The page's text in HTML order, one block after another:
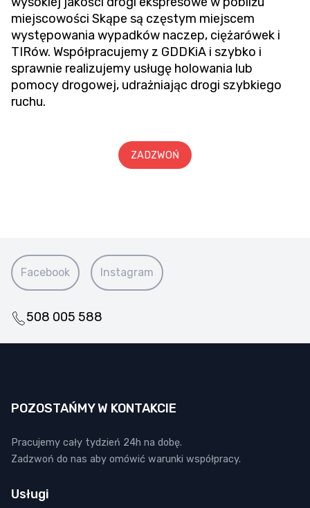
miejscowości Skąpe są częstym miejscem
występowania wypadków naczep, ciężarówek i
TIRów. Współpracujemy z GDDKiA i szybko i
sprawnie realizujemy usługę holowania lub
pomocy drogowej, udrażniając drogi szybkiego
ruchu.
ZADZWOŃ
Facebook Instagram
508 005 588
POZOSTAŃMY W KONTAKCIE
Pracujemy cały tydzień 24h na dobę.
Zadzwoń do nas aby omówić warunki współpracy.
Usługi